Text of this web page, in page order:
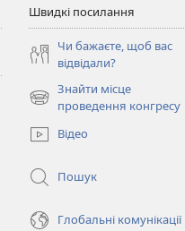
Швидкі посилання
Чи бажаєте, щоб вас
відвідали?
Знайти місце
проведення конгресу
(відкривається
новомуВідео
Пошук
Глобальні комунікації